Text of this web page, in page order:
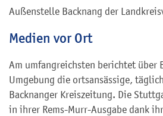
Außenstelle Backnang der
Medien vor Ort
Am umfangreichsten berichtet über
Umgebung die ortsansässige,
Backnanger Kreiszeitung. Die
in ihrer Rems-Murr-Ausgabe dank